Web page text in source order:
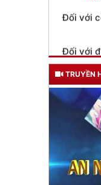
Đối với
Trích
TRUYỀN